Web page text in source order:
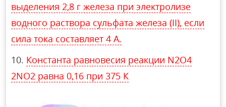
выделения 2,8 г железа при электролизе
водного раствора сульфата железа (II), если
сила тока составляет 4 А.
Константа равновесия реакции N2O4
2NO2 равна 0,16 при 375 К